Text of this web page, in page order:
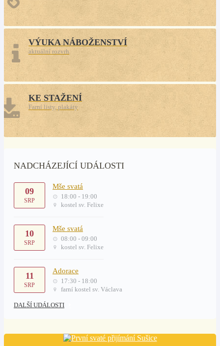
VÝUKA NÁBOŽENSTVÍ
aktuální rozvrh
KE STAŽENÍ
Farní listy, plakáty
NADCHÁZEJÍCÍ UDÁLOSTI
09
SRP
Mše svatá
18:00 - 19:00
kostel sv. Felixe
10
SRP
Mše svatá
08:00 - 09:00
kostel sv. Felixe
11
SRP
Adorace
17:30 - 18:00
farní kostel sv. Václava
DALŠÍ UDÁLOSTI